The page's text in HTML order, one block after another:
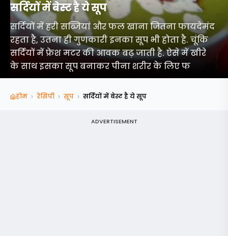
सर्दियों में बेस्ट है ये सूप
सर्दियों में हरी सब्जियां और फल खाना जितना फायदेमंद
रहता है, उतना ही गुणकारी इनका सूप भी होता है. चूंकि
सर्दियों में फ्रेश मटर की आवक बढ़ जाती है. ऐसे में खीरे
के साथ इसका सूप बनाकर पीना शरीर के लिए फ
होम › रेसिपी › सूप › सर्दियों में बेस्ट है ये सूप
ADVERTISEMENT